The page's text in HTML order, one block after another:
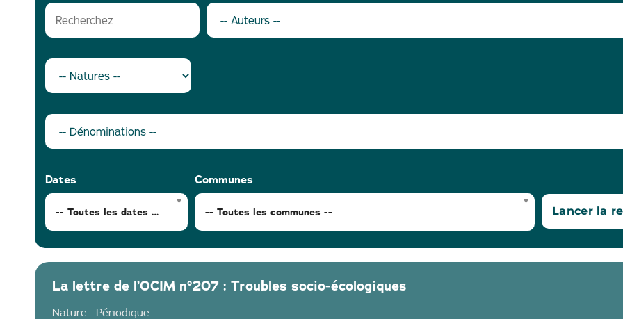
Dates
-- Toutes les dates --
Communes
-- Toutes les communes --
La lettre de l’OCIM n°207 : Troubles socio-écologiques
Nature : Périodique